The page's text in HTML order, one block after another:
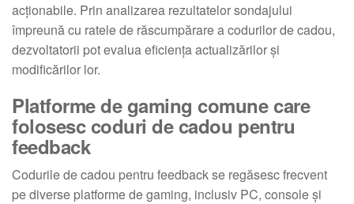
acționabile. Prin analizarea rezultatelor sondajului
împreună cu ratele de răscumpărare a codurilor de cadou,
dezvoltatorii pot evalua eficiența actualizărilor și
modificărilor lor.
Platforme de gaming comune care
folosesc coduri de cadou pentru
feedback
Codurile de cadou pentru feedback se regăsesc frecvent
pe diverse platforme de gaming, inclusiv PC, console și